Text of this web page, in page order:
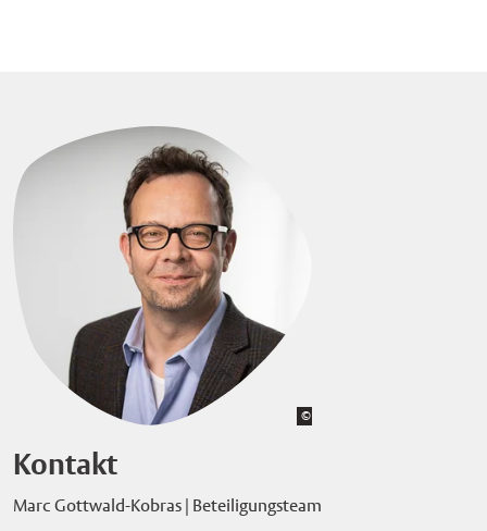
©Bildrechte:
Kontakt
Marc Gottwald-Kobras | Beteiligungsteam